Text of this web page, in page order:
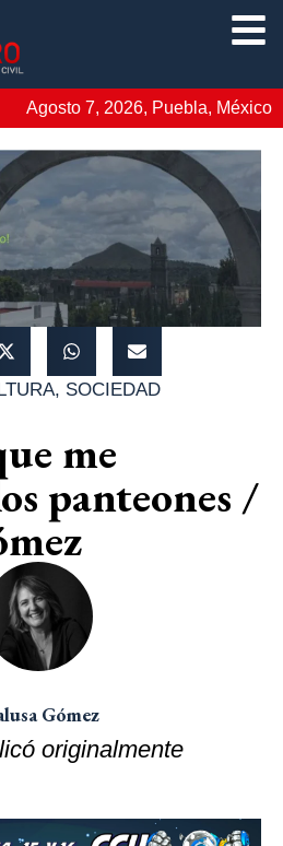
Agosto 7, 2026, Puebla, México
, SOCIEDAD
me
panteones /
Gómez
originalmente